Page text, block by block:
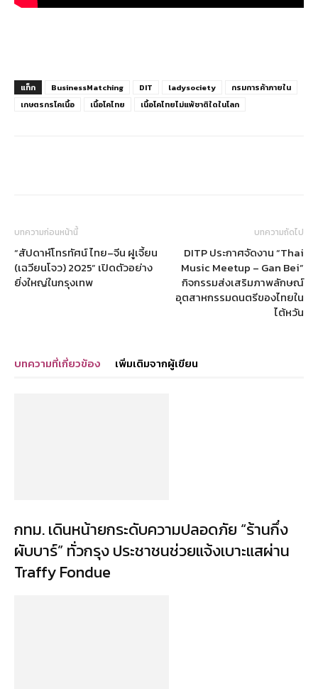
แท็ก BusinessMatching DIT ladysociety
กรมการค้าภายใน
เกษตรกรโคเนื้อ
เนื้อโคไทย เนื้อโคไทยไม่แพ้ชาติใดในโลก
บทความก่อนหน้านี้
“สัปดาห์โทรทัศน์ ไทย–จีน ฝูเจี้ยน
(เฉวียนโจว) 2025” เปิดตัวอย่าง
ยิ่งใหญ่ในกรุงเทพ
บทความถัดไป
DITP ประกาศจัดงาน “Thai
Music Meetup – Gan Bei”
กิจกรรมส่งเสริมภาพลักษณ์
อุตสาหกรรมดนตรีของไทยใน
ไต้หวัน
บทความที่เกี่ยวข้อง เพิ่มเติมจากผู้เขียน
กทม. เดินหน้ายกระดับความปลอดภัย “ร้านกึ่ง
ผับบาร์” ทั่วกรุง ประชาชนช่วยแจ้งเบาะแสผ่าน
Traffy Fondue